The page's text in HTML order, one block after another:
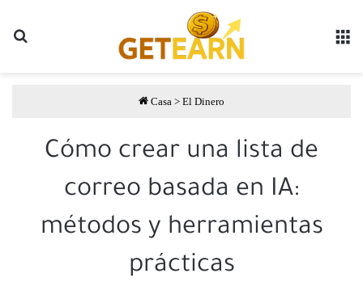
Casa > El Dinero
Cómo crear una lista de
correo basada en IA:
métodos y herramientas
prácticas